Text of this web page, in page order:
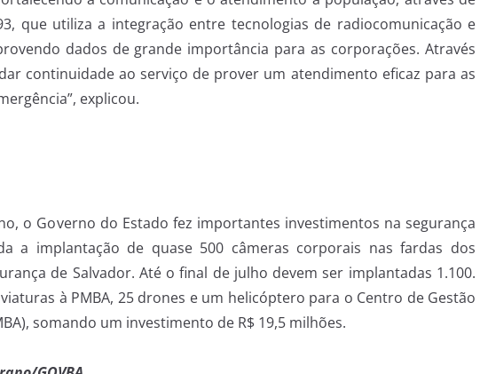
que utiliza a integração entre tecnologias de radiocomunicação e
dados de grande importância para as corporações. Através
continuidade ao serviço de prover um atendimento eficaz para as
explicou.
o Governo do Estado fez importantes investimentos na segurança
a implantação de quase 500 câmeras corporais nas fardas dos
de Salvador. Até o final de julho devem ser implantadas 1.100.
à PMBA, 25 drones e um helicóptero para o Centro de Gestão
somando um investimento de R$ 19,5 milhões.